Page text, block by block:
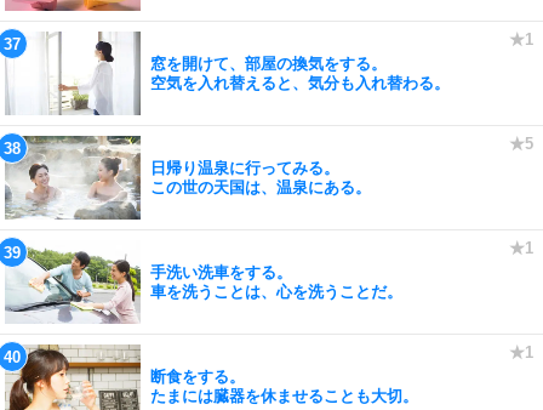
窓を開けて、部屋の換気をする。
空気を入れ替えると、気分も入れ替わる。
日帰り温泉に行ってみる。
この世の天国は、温泉にある。
手洗い洗車をする。
車を洗うことは、心を洗うことだ。
断食をする。
たまには臓器を休ませることも大切。